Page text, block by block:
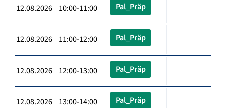
12.08.2026 10:00-11:00 Pal_Präp
12.08.2026 11:00-12:00 Pal_Präp
12.08.2026 12:00-13:00 Pal_Präp
12.08.2026 13:00-14:00 Pal_Präp